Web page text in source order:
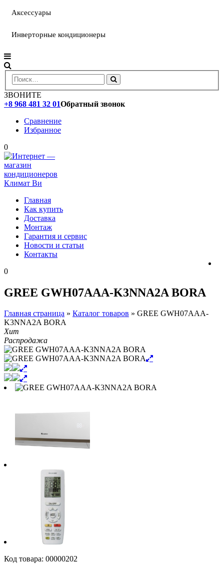
Аксессуары
Инверторные кондиционеры
ЗВОНИТЕ
+8 968 481 32 01Обратный звонок
Сравнение
Избранное
0
Главная
Как купить
Доставка
Монтаж
Гарантия и сервис
Новости и статьи
Контакты
0
GREE GWH07AAA-K3NNA2A BORA
Главная страница » Каталог товаров » GREE GWH07AAA-
K3NNA2A BORA
Хит
Распродажа
Код товара: 00000202